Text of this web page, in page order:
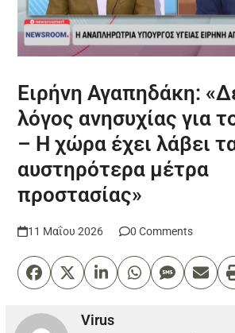
Ειρήνη Αγαπηδάκη:
λόγος ανησυχίας για
– Η χώρα έχει λάβει
αυστηρότερα μέτρα
προστασίας»
11 Μαΐου 2026 0 Comments
Virus